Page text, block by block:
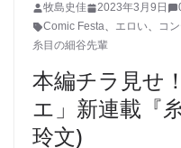
牧島史佳 2023年3月9日
Comic Festa、 エロい、 コ
糸目の細谷先輩
本編チラ見せ
エ」新連載『
玲文)